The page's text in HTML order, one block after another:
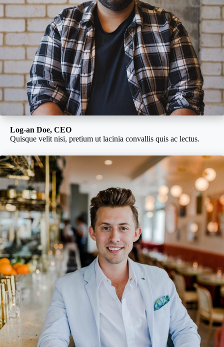
Log-an Doe, CEO
Quisque velit nisi, pretium ut lacinia convallis quis ac lectus.